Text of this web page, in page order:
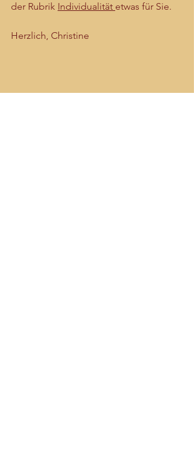
der Rubrik Individualität etwas für Sie.
Herzlich, Christine